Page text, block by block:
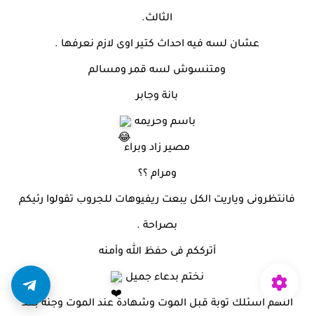
الثالث.
عشان لسه فيه احداث كتير اوى لازم نعرفها .
ومتنسوش لسه قمر ومسالم
بانة وجابر
باسم وحريمه
مصير زاد وبراء
ومرام ؟؟
فانتظرونى وياريت الكل يبعت ريفيوهات للجروب تقولوا رئيكم
بصراحة .
أترككم فى حفظ الله وأمنه
نختم بدعاء جميل
اللهم اسئلك توبة قبل الموت وشهادة عند الموت وجنة بعد